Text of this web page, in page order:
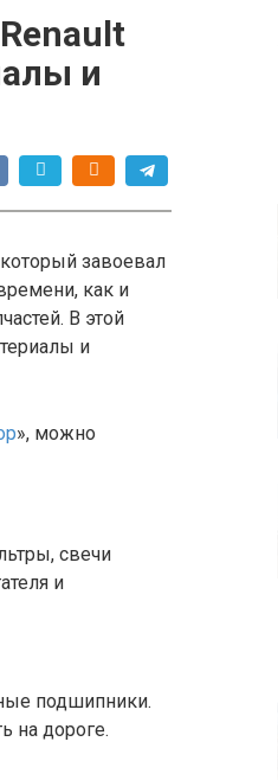
и
завоевал
как и
В этой
и
», можно
свечи
и
подшипники.
на дороге.